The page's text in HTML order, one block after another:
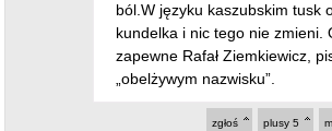
ból.W języku kaszubskim tusk
kundelka i nic tego nie zmieni.
zapewne Rafał Ziemkiewicz,
„obelżywym nazwisku”.
plusy 5
zgłoś